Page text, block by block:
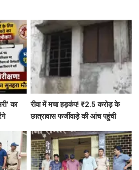
का
रीवा में मचा हड़कंप! ₹2.5 करोड़ के
छात्रावास फर्जीवाड़े की आंच पहुंची
एक्शन लेटर